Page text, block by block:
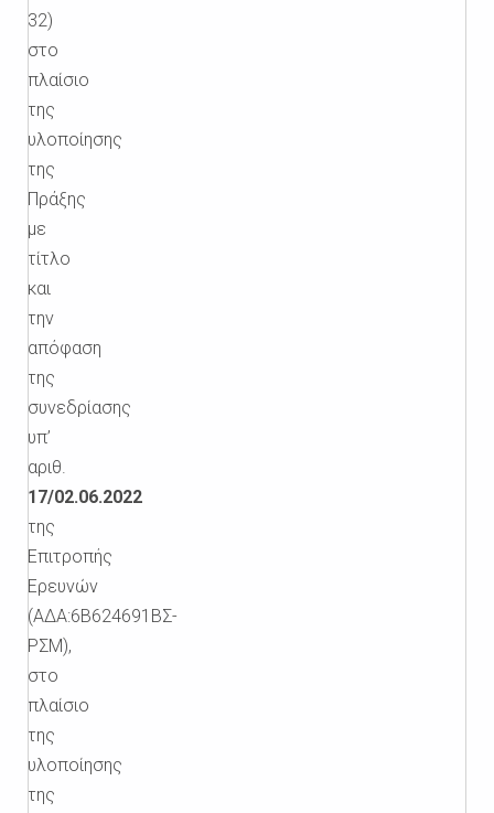
32)
στο
πλαίσιο
της
υλοποίησης
της
Πράξης
με
τίτλο
και
την
απόφαση
της
συνεδρίασης
υπ’
αριθ.
17/02.06.2022
της
Επιτροπής
Ερευνών
(ΑΔΑ:6Β624691ΒΣ-
ΡΣΜ),
στο
πλαίσιο
της
υλοποίησης
της